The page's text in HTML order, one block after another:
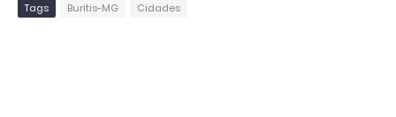
Tags Buritis-MG Cidades